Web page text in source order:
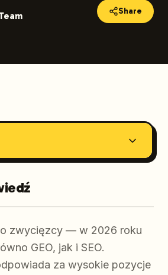
Share
zwycięzcy — w 2026 roku
GEO, jak i SEO.
za wysokie pozycje